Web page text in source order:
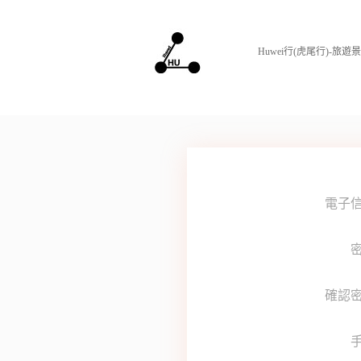
Huwei行(虎尾行)-旅遊
電子
密
確認